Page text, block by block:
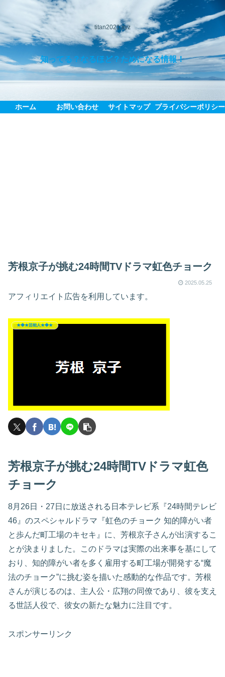
titan2021.xyz
知ってる？なるほど？ためになる情報！
ホーム お問い合わせ サイトマップ プライバシーポリシー
芳根京子が挑む24時間TVドラマ虹色チョーク
2025.05.25
アフィリエイト広告を利用しています。
★◆★芸能人★◆★
芳根京子が挑む24時間TVドラマ虹色
チョーク
8月26日・27日に放送される日本テレビ系『24時間テレビ
46』のスペシャルドラマ『虹色のチョーク 知的障がい者
と歩んだ町工場のキセキ』に、芳根京子さんが出演するこ
とが決まりました。このドラマは実際の出来事を基にして
おり、知的障がい者を多く雇用する町工場が開発する“魔
法のチョーク”に挑む姿を描いた感動的な作品です。芳根
さんが演じるのは、主人公・広翔の同僚であり、彼を支え
る世話人役で、彼女の新たな魅力に注目です。
スポンサーリンク